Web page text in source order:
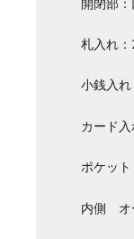
開閉部
札入れ
小銭入
カード
ポケット
内側 オ